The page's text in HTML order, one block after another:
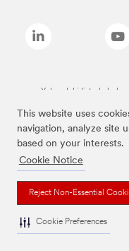
This website uses
navigation, analyze site
based on your interests.
Cookie Notice
Reject Non-Essential
Cookie Preferences
Yukarıdaki listede